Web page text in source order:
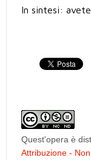
In sintesi:
Quest'opera è
Attribuzione -